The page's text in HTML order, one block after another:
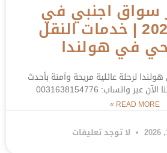
سواق اجنبي في
هولندا 2026 | خدمات النقل
في هولندا
لرحلة عائلية مريحة وآمنة بأحدث
واتساب: 0031638154776
READ MORE »
لا توجد تعليقات